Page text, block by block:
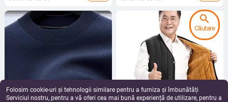
Folosim cookie-uri și tehnologii similare pentru a furniza și îmbunătăți
Serviciul nostru, pentru a vă oferi cea mai bună experiență de utilizare, pentru a
search
Căutare